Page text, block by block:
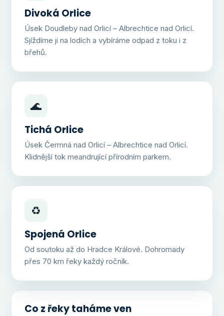
Divoká Orlice
Úsek Doudleby nad Orlicí – Albrechtice nad Orlicí.
Sjíždíme ji na lodích a vybíráme odpad z toku i z
břehů.
🌊
Tichá Orlice
Úsek Čermná nad Orlicí – Albrechtice nad Orlicí.
Klidnější tok meandrující přírodním parkem.
♻️
Spojená Orlice
Od soutoku až do Hradce Králové. Dohromady
přes 70 km řeky každý ročník.
Co z řeky tahá­me ven